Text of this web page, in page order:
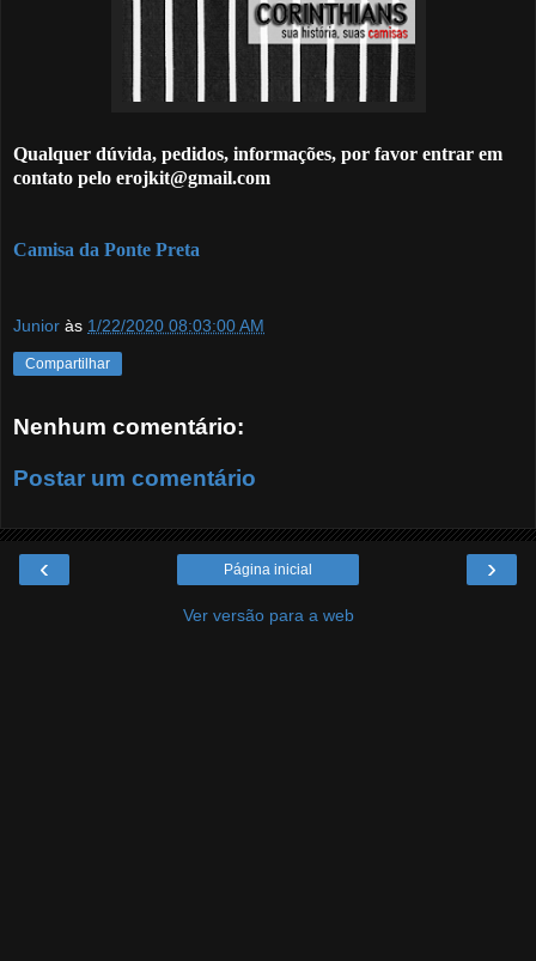
Qualquer dúvida, pedidos, informações, por favor entrar em
contato pelo erojkit@gmail.com
Camisa da Ponte Preta
Junior às 1/22/2020 08:03:00 AM
Compartilhar
Nenhum comentário:
Postar um comentário
‹ ›
Página inicial
Ver versão para a web